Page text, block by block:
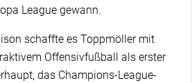
League gewann.
schaffte es Toppmöller mit
Offensivfußball als erster
das Champions-League-